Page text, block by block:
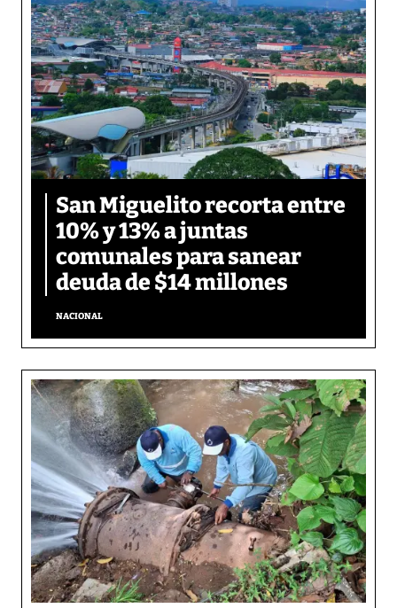
San Miguelito recorta entre
10% y 13% a juntas
comunales para sanear
deuda de $14 millones
NACIONAL